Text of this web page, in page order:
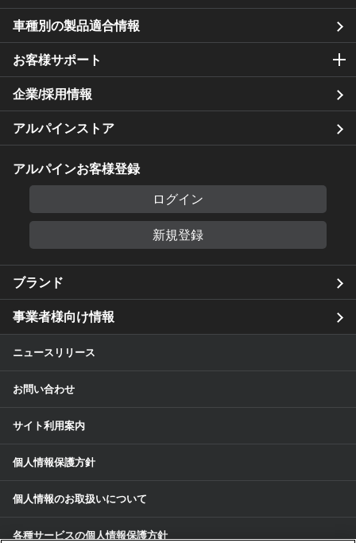
車種別の製品適合情報
お客様サポート
企業/採用情報
アルパインストア
アルパインお客様登録
ログイン
新規登録
ブランド
事業者様向け情報
ニュースリリース
お問い合わせ
サイト利用案内
個人情報保護方針
個人情報のお取扱いについて
各種サービスの個人情報保護方針